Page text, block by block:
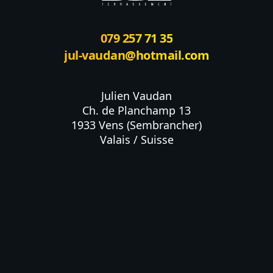
079 257 71 35
jul-vaudan@hotmail.com
Julien Vaudan
Ch. de Planchamp 13
1933 Vens (Sembrancher)
Valais / Suisse